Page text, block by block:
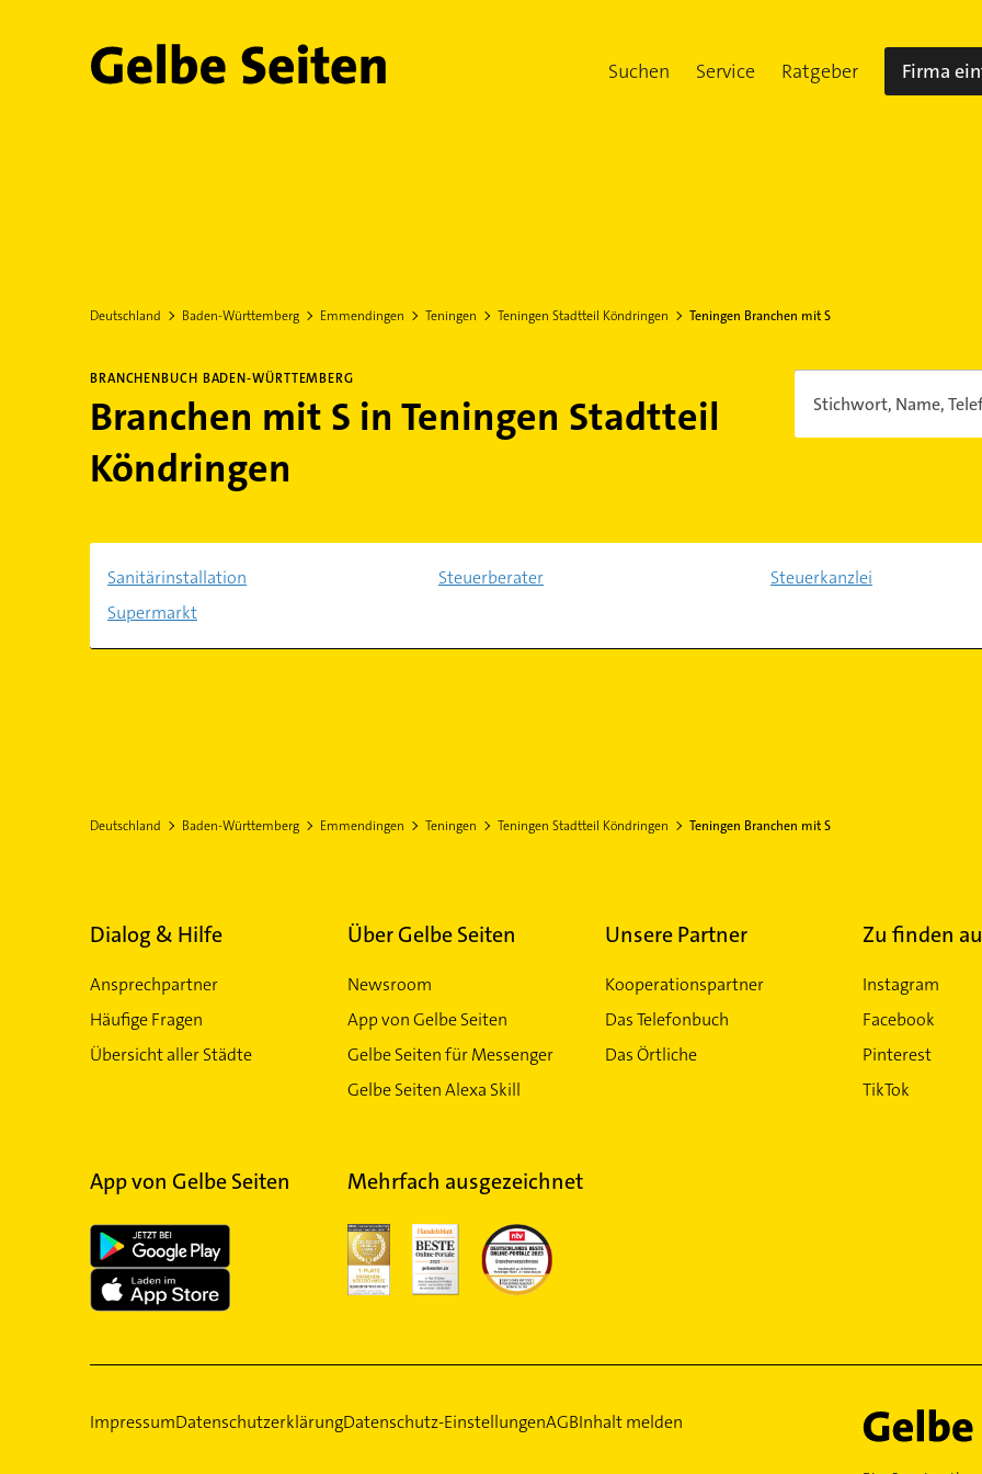
Gelbe Seiten Suchen Service Ratgeber Firma
Deutschland Baden-Württemberg Emmendingen Teningen Teningen Stadtteil Köndringen Teningen Branchen mit S
BRANCHENBUCH BADEN-WÜRTTEMBERG
Branchen mit S in Teningen Stadtteil
Köndringen
Stichwort, Name,
Sanitärinstallation Steuerberater
Steuerkanzlei
Supermarkt
Deutschland Baden-Württemberg Emmendingen Teningen Teningen Stadtteil Köndringen Teningen Branchen mit S
Dialog & Hilfe
Ansprechpartner
Häufige Fragen
Übersicht aller Städte
Über Gelbe Seiten
Newsroom
App von Gelbe Seiten
Gelbe Seiten für Messenger
Gelbe Seiten Alexa Skill
Unsere Partner
Kooperationspartner
Das Telefonbuch
Das Örtliche
Zu finden
Instagram
Facebook
Pinterest
TikTok
App von Gelbe Seiten Mehrfach ausgezeichnet
ImpressumDatenschutzerklärungDatenschutz-EinstellungenAGBInhalt melden